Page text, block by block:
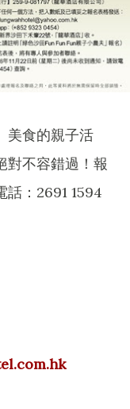
美食的親子活
對不容錯過！報
話：2691 1594